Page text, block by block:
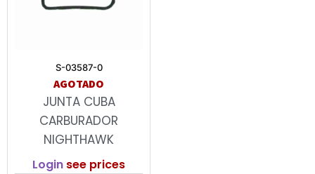
S-03587-0
AGOTADO
JUNTA CUBA
CARBURADOR
NIGHTHAWK
Login see prices